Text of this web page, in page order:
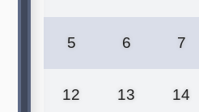
5 6 7
12 13 14